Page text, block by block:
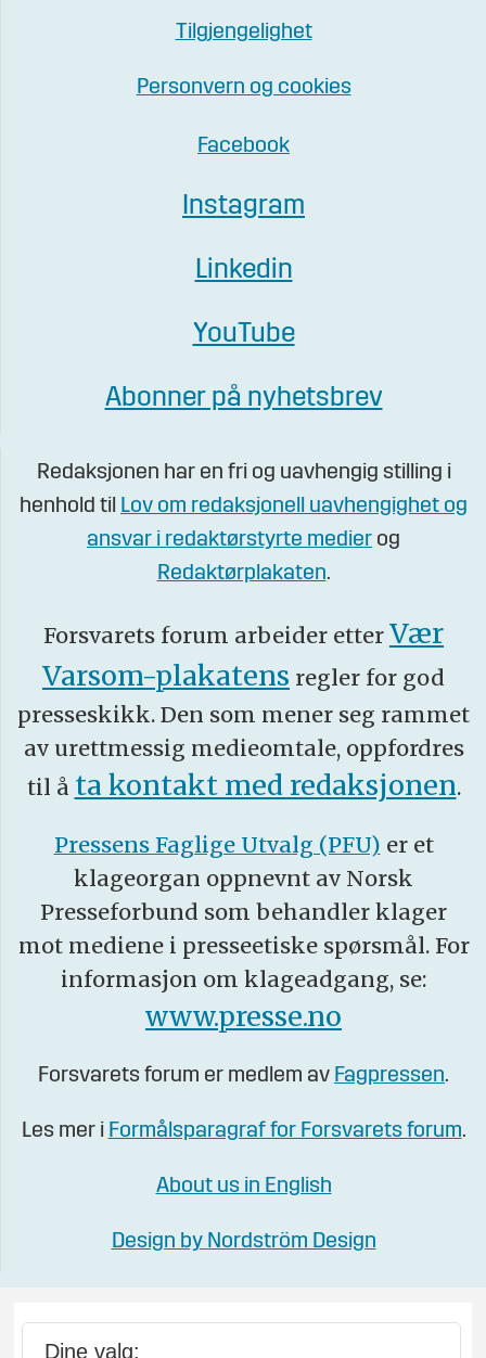
Tilgjengelighet
Personvern og cookies
Facebook
Instagram
Linkedin
YouTube
Abonner på nyhetsbrev
Redaksjonen har en fri og uavhengig stilling i
henhold til Lov om redaksjonell uavhengighet og
ansvar i redaktørstyrte medier og
Redaktørplakaten.
Forsvarets forum arbeider etter Vær
Varsom-plakatens regler for god
presseskikk. Den som mener seg rammet
av urettmessig medieomtale, oppfordres
til å ta kontakt med redaksjonen.
Pressens Faglige Utvalg (PFU) er et
klageorgan oppnevnt av Norsk
Presseforbund som behandler klager
mot mediene i presseetiske spørsmål. For
informasjon om klageadgang, se:
www.presse.no
Forsvarets forum er medlem av Fagpressen.
Les mer i Formålsparagraf for Forsvarets forum.
About us in English
Design by Nordström Design
Dine valg: